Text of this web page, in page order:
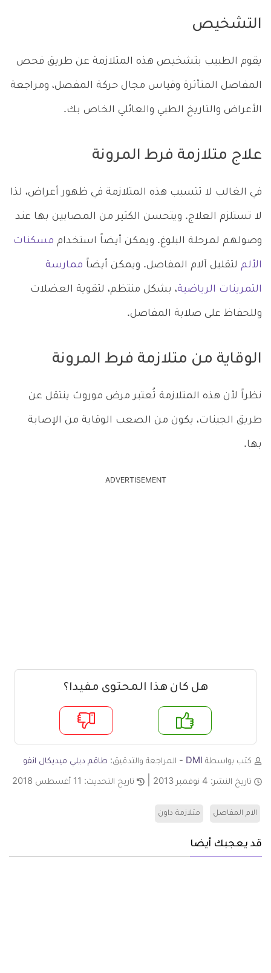
التشخيص
يقوم الطبيب بتشخيص هذه المتلازمة عن طريق فحص
المفاصل المتأثرة وقياس مجال حركة المفصل، ومراجعة
الأعراض والتاريخ الطبي والعائلي الخاص بك.
علاج متلازمة فرط المرونة
في الغالب لا تتسبب هذه المتلازمة في ظهور أعراض، لذا
لا تستلزم العلاج. ويتحسن الكثير من المصابين بها عند
وصولهم لمرحلة البلوغ. ويمكن أيضاً استخدام مسكنات
الألم لتقليل آلام المفاصل. ويمكن أيضاً ممارسة
التمرينات الرياضية، بشكل منتظم، لتقوية العضلات
وللحفاظ على صلابة المفاصل.
الوقاية من متلازمة فرط المرونة
نظراً لأن هذه المتلازمة تُعتبر مرض موروث ينتقل عن
طريق الجينات، يكون من الصعب الوقاية من الإصابة
بها.
ADVERTISEMENT
هل كان هذا المحتوى مفيدا؟
لا
كتب بواسطة DMI - المراجعة والتدقيق: طاقم ديلي ميديكال انفو
تاريخ النشر: 4 نوفمبر 2013 تاريخ التحديث: 11 أغسطس 2018
الام المفاصل متلازمة داون
قد يعجبك أيضا